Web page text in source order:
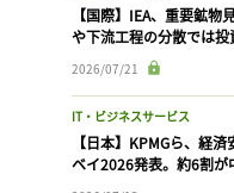
【国際】IEA、重要鉱
や下流工程の分散では投
2026/07/21
IT・ビジネスサービス
【日本】KPMGら、経
ベイ2026発表。約6割が